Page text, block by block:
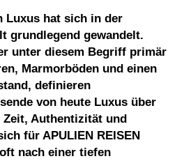
Luxus hat sich in der
grundlegend gewandelt.
unter diesem Begriff primär
Marmorböden und einen
definieren
von heute Luxus über
Zeit, Authentizität und
für APULIEN REISEN
nach einer tiefen